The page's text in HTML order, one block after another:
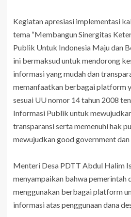
Kegiatan apresiasi implementasi
tema “Membangun Sinergitas
Publik Untuk Indonesia Maju dan
ini bermaksud untuk mendorong
informasi yang mudah dan
memanfaatkan berbagai platform
sesuai UU nomor 14 tahun 2008
Informasi Publik untuk
transparansi serta memenuhi hak
mewujudkan good government dan
Menteri Desa PDTT Abdul Halim
menyampaikan bahwa pemerintah
menggunakan berbagai platform
informasi atas penggunaan dana